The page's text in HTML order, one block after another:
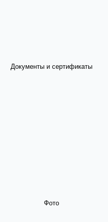
Документы и сертификаты
Фото